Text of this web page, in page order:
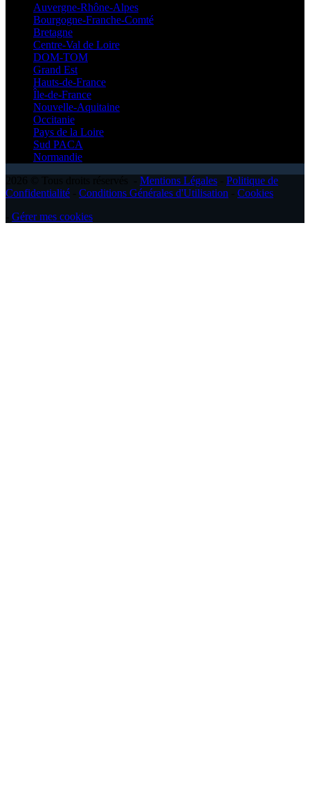
Auvergne-Rhône-Alpes
Bourgogne-Franche-Comté
Bretagne
Centre-Val de Loire
DOM-TOM
Grand Est
Hauts-de-France
Île-de-France
Nouvelle-Aquitaine
Occitanie
Pays de la Loire
Sud PACA
Normandie
Mentions Légales
Politique de
Confidentialité
Conditions Générales d'Utilisation
Cookies
Gérer mes cookies